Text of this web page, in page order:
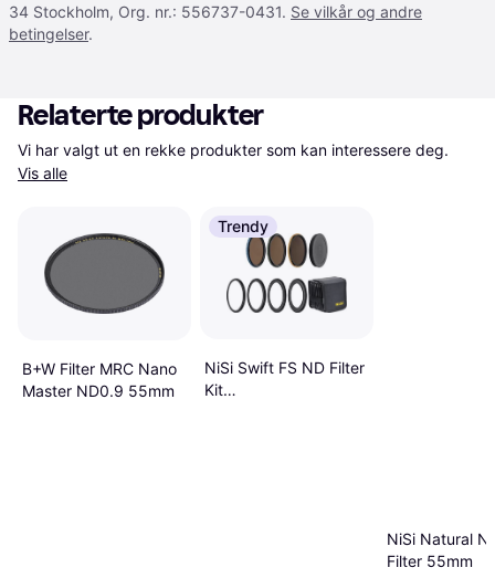
34 Stockholm, Org. nr.: 556737-0431. Se vilkår og andre
betingelser.
Relaterte produkter
Vis alle
B+W Filter MRC Nano
Master ND0.9 55mm
Trendy
NiSi Swift FS ND Filter
Kit
NiSi Natural
Filter 55mm